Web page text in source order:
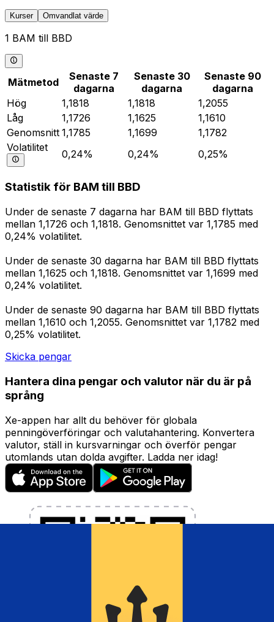
Kurser Omvandlat värde
1 BAM till BBD
Mätmetod
Senaste 7
dagarna
Senaste 30
dagarna
Senaste 90
dagarna
Hög
1,1818 1,1818
1,2055
Låg
1,1726 1,1625
1,1610
Genomsnitt 1,1785 1,1699
1,1782
Volatilitet
0,24% 0,24% 0,25%
Statistik för BAM till BBD
Under de senaste 7 dagarna har BAM till BBD flyttats
mellan 1,1726 och 1,1818. Genomsnittet var 1,1785 med
0,24% volatilitet.
Under de senaste 30 dagarna har BAM till BBD flyttats
mellan 1,1625 och 1,1818. Genomsnittet var 1,1699 med
0,24% volatilitet.
Under de senaste 90 dagarna har BAM till BBD flyttats
mellan 1,1610 och 1,2055. Genomsnittet var 1,1782 med
0,25% volatilitet.
Skicka pengar
Hantera dina pengar och valutor när du är på
språng
Xe-appen har allt du behöver för globala
penningöverföringar och valutahantering. Konvertera
valutor, ställ in kursvarningar och överför pengar
utomlands utan dolda avgifter. Ladda ner idag!